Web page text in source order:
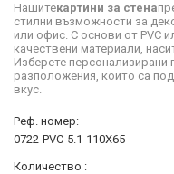
Нашитекартини за стена
стилни възможности за
или офис. С основи от PVC
качествени материали,
Изберете персонализирани
разположения, които са
вкус.
Реф. номер:
0722-PVC-5.1-110X65
Количество :